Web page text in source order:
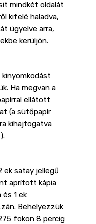
mindkét oldalát
kifelé haladva,
ügyelve arra,
kerüljön.
Ha megvan a
ellátott
(a sütőpapír
kihajtogatva
ek satay jellegű
aprított kápia
és 1 ek
Behelyezzük
fokon 8 percig